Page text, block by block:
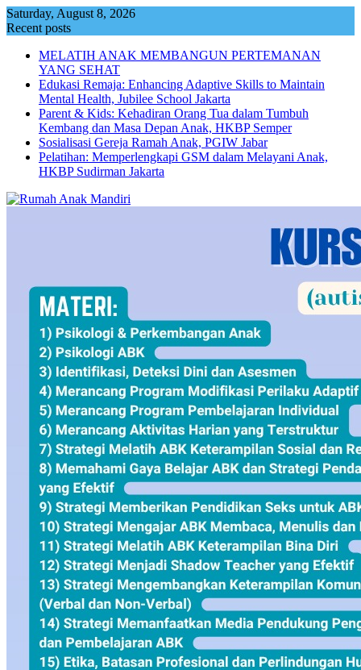
Skip
to
Saturday, August 8, 2026
Recent posts
MELATIH ANAK MEMBANGUN PERTEMANAN
YANG SEHAT
Edukasi Remaja: Enhancing Adaptive Skills to Maintain
Mental Health, Jubilee School Jakarta
Parent & Kids: Kehadiran Orang Tua dalam Tumbuh
Kembang dan Masa Depan Anak, HKBP Semper
Sosialisasi Gereja Ramah Anak, PGIW Jabar
Pelatihan: Memperlengkapi GSM dalam Melayani Anak,
HKBP Sudirman Jakarta